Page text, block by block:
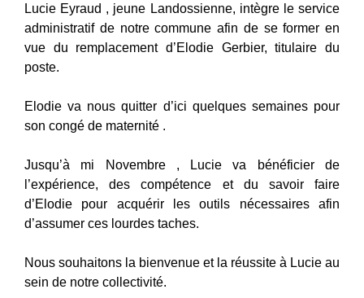
Lucie Eyraud , jeune Landossienne, intègre le service
administratif de notre commune afin de se former en
vue du remplacement d’Elodie Gerbier, titulaire du
poste.
Elodie va nous quitter d’ici quelques semaines pour
son congé de maternité .
Jusqu’à mi Novembre , Lucie va bénéficier de
l’expérience, des compétence et du savoir faire
d’Elodie pour acquérir les outils nécessaires afin
d’assumer ces lourdes taches.
Nous souhaitons la bienvenue et la réussite à Lucie au
sein de notre collectivité.